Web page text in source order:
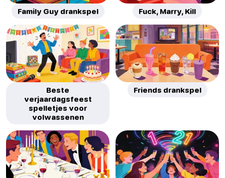
Family Guy drankspel Fuck, Marry, Kill
Beste
verjaardagsfeest
spelletjes voor
volwassenen
Friends drankspel